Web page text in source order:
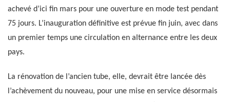
achevé d’ici fin mars pour une ouverture en mode test pendant
75 jours. L’inauguration définitive est prévue fin juin, avec dans
un premier temps une circulation en alternance entre les deux
pays.
La rénovation de l’ancien tube, elle, devrait être lancée dès
l’achèvement du nouveau, pour une mise en service désormais